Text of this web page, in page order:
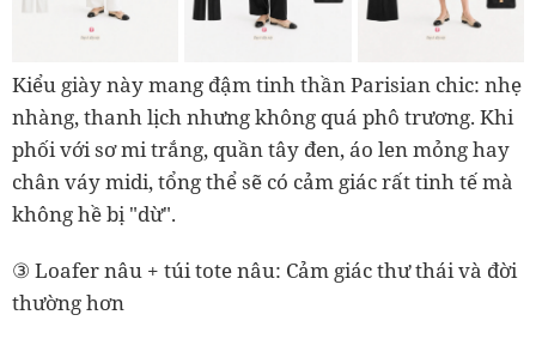
Kiểu giày này mang đậm tinh thần Parisian chic: nhẹ
nhàng, thanh lịch nhưng không quá phô trương. Khi
phối với sơ mi trắng, quần tây đen, áo len mỏng hay
chân váy midi, tổng thể sẽ có cảm giác rất tinh tế mà
không hề bị "dừ".
③ Loafer nâu + túi tote nâu: Cảm giác thư thái và đời
thường hơn